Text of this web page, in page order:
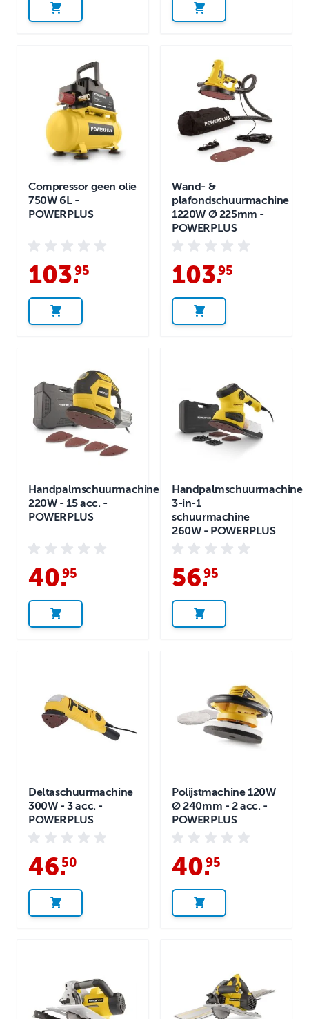
Compressor geen olie
750W 6L -
POWERPLUS
103.
95
Wand- &
plafondschuurmachine
1220W Ø 225mm -
POWERPLUS
103.
95
Handpalmschuurmachine
220W - 15 acc. -
POWERPLUS
40.
95
Handpalmschuurmachine
3-in-1
schuurmachine
260W - POWERPLUS
56.
95
Deltaschuurmachine
300W - 3 acc. -
POWERPLUS
46.
50
Polijstmachine 120W
Ø 240mm - 2 acc. -
POWERPLUS
40.
95